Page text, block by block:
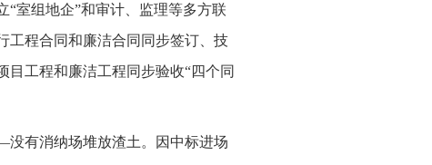
室组地企”和审计、监理等多方联
工程合同和廉洁合同同步签订、技
工程和廉洁工程同步验收“四个同
有消纳场堆放渣土。因中标进场